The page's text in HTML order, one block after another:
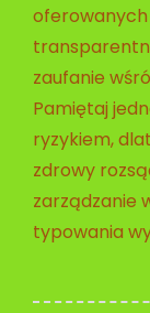
oferowanych
zaufanie
Pamiętaj
ryzykiem,
zdrowy
zarządzanie
typowania